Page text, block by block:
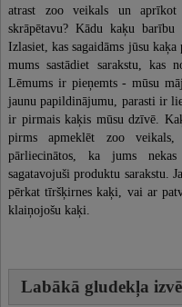
atrast zoo veikals un
skrāpētavu? Kādu kaķu barību
Izlasiet, kas sagaidāms jūsu
mums sastādiet sarakstu, kas
Lēmums ir pieņemts - mūsu
jaunu papildinājumu, parasti ir
ir pirmais kaķis mūsu dzīvē.
pirms apmeklēt zoo
pārliecinātos, ka jums
sagatavojuši produktu sarakstu.
pērkat tīršķirnes kaķi, vai ar
klaiņojošu kaķi.
Labākā gludekļa